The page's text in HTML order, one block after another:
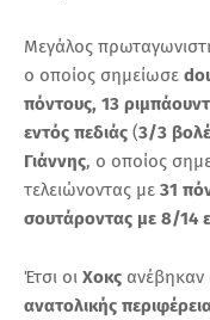
Μεγάλος
ο οποίος σημείωσε
πόντους, 13
εντός πεδιάς (3/3
Γιάννης, ο οποίος
τελειώνοντας με 31
σουτάροντας με 8/14
Έτσι οι Χοκς ανέβηκαν
ανατολικής